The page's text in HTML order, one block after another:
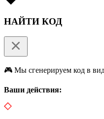
НАЙТИ КОД
🎮 Мы сгенерируем код в
Ваши действия: